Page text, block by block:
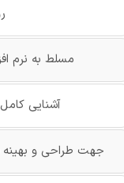
مسلط به نرم
آشنایی
جهت طراحی و بهینه